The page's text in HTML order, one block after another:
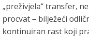
„preživjela“ transfer,
procvat – bilježeći
kontinuiran rast koji